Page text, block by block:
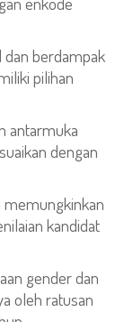
dan berdampak
pilihan
antarmuka
dengan
memungkinkan
kandidat
gender dan
oleh ratusan